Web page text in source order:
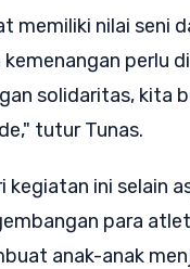
memiliki nilai seni
perlu
solidaritas, kita
tutur Tunas.
kegiatan ini selain
para
anak-anak